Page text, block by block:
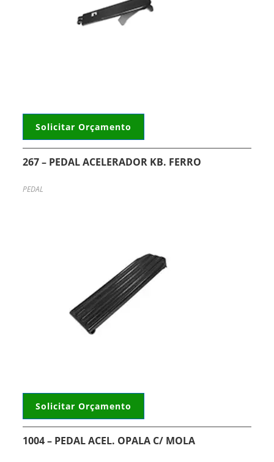
Solicitar Orçamento
267 – PEDAL ACELERADOR KB. FERRO
PEDAL
Solicitar Orçamento
1004 – PEDAL ACEL. OPALA C/ MOLA